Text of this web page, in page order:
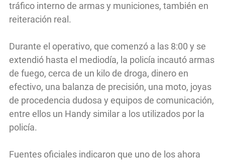
tráfico interno de armas y municiones, también en
reiteración real.
Durante el operativo, que comenzó a las 8:00 y se
extendió hasta el mediodía, la policía incautó armas
de fuego, cerca de un kilo de droga, dinero en
efectivo, una balanza de precisión, una moto, joyas
de procedencia dudosa y equipos de comunicación,
entre ellos un Handy similar a los utilizados por la
policía.
Fuentes oficiales indicaron que uno de los ahora